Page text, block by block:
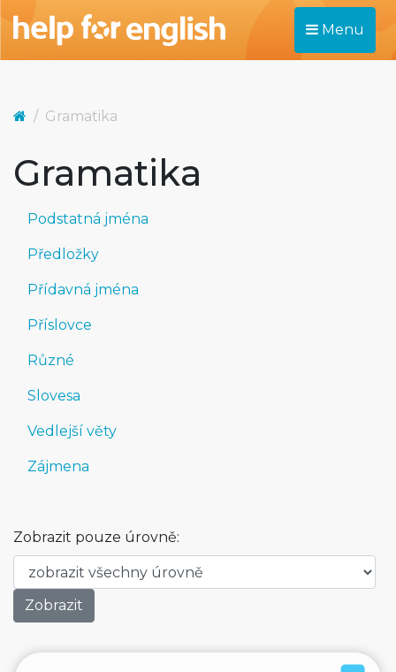
Menu
Gramatika
Gramatika
Podstatná jména
Předložky
Přídavná jména
Příslovce
Různé
Slovesa
Vedlejší věty
Zájmena
Zobrazit pouze úrovně: